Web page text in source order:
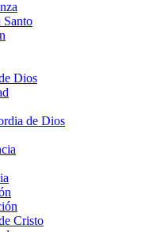
Santo
Dios
de Dios
Cristo